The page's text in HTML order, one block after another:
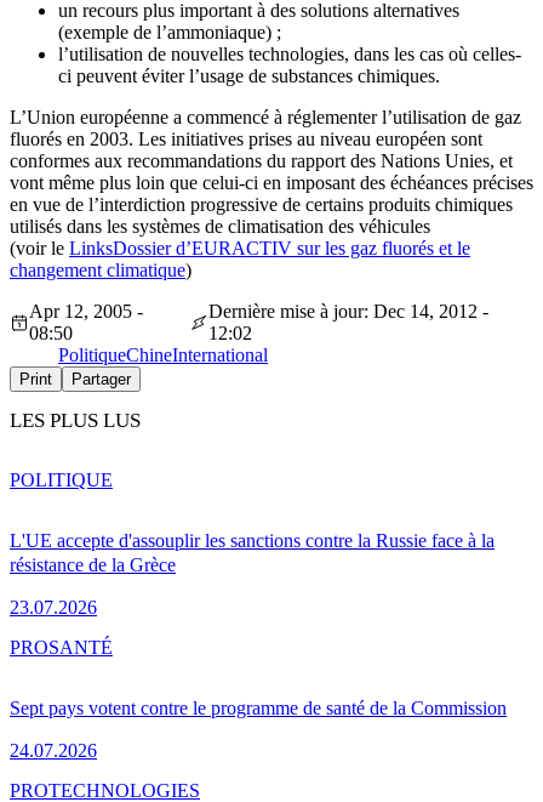
un recours plus important à des solutions alternatives
(exemple de l’ammoniaque) ;
l’utilisation de nouvelles technologies, dans les cas où celles-
ci peuvent éviter l’usage de substances chimiques.
L’Union européenne a commencé à réglementer l’utilisation de gaz
fluorés en 2003. Les initiatives prises au niveau européen sont
conformes aux recommandations du rapport des Nations Unies, et
vont même plus loin que celui-ci en imposant des échéances précises
en vue de l’interdiction progressive de certains produits chimiques
utilisés dans les systèmes de climatisation des véhicules
(voir le LinksDossier d’EURACTIV sur les gaz fluorés et le
changement climatique)
Apr 12, 2005 -
08:50
Dernière mise à jour: Dec 14, 2012 -
12:02
PolitiqueChineInternational
Print Partager
LES PLUS LUS
L'UE accepte d'assouplir les sanctions contre la Russie face à la
résistance de la Grèce
23.07.2026
POLITIQUE
Sept pays votent contre le programme de santé de la Commission
24.07.2026
PROSANTÉ
PROTECHNOLOGIES